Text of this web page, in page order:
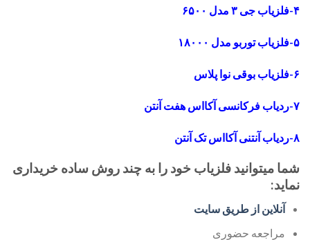
۴-فلزیاب جی ۳ مدل ۶۵۰۰
۵-فلزیاب توربو مدل ۱۸۰۰۰
۶-فلزیاب بوقی نوا پلاس
۷-ردیاب فرکانسی آکااس هفت آنتن
۸-ردیاب آنتنی آکااس تک آنتن
شما میتوانید فلزیاب خود را به چند روش ساده خریداری
نماید:
آنلاین از طریق سایت
مراجعه حضوری